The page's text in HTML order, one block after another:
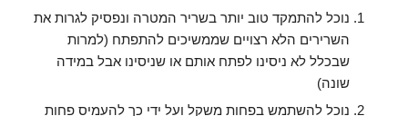
נוכל להתמקד טוב יותר בשריר המטרה ונפסיק לגרות את
השרירים הלא רצויים שממשיכים להתפתח (למרות
שבכלל לא ניסינו לפתח אותם או שניסינו אבל במידה
שונה)
נוכל להשתמש בפחות משקל ועל ידי כך להעמיס פחות